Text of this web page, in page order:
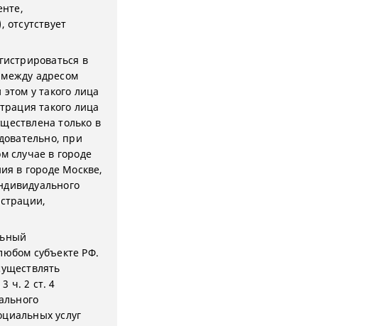
в
адресом
у такого лица
такого лица
только в
при
случае в городе
в городе Москве,
субъекте РФ.
ч. 2 ст. 4
услуг